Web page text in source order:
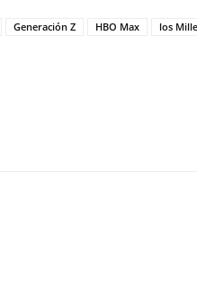
Generación Z HBO Max los